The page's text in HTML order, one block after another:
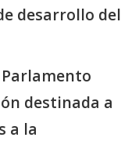
desarrollo del
destinada a
a la